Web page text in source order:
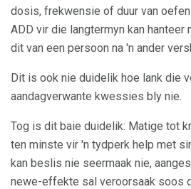
dosis, frekwensie of duur van
ADD vir die langtermyn kan hanteer
dit van een persoon na 'n ander
Dit is ook nie duidelik hoe lank die
aandagverwante kwessies bly nie.
Tog is dit baie duidelik: Matige tot
ten minste vir 'n tydperk help met
kan beslis nie seermaak nie,
newe-effekte sal veroorsaak soos